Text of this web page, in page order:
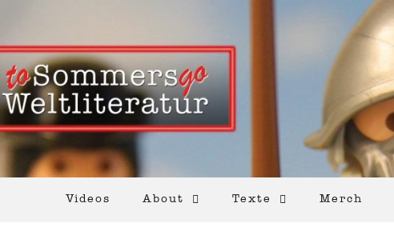
Videos About Texte Merch